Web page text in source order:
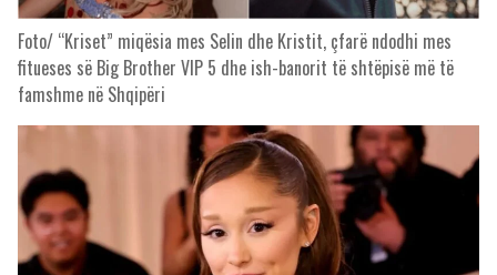
Foto/ “Kriset” miqësia mes Selin dhe Kristit, çfarë ndodhi mes
fitueses së Big Brother VIP 5 dhe ish-banorit të shtëpisë më të
famshme në Shqipëri